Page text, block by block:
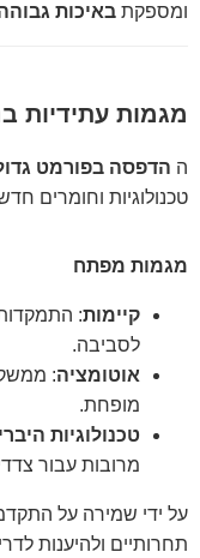
ומספקת באיכות
מגמות עתידיות
ה הדפסה בפורמט
טכנולוגיות וחומרים
מגמות מפתח
קיימות: התמקדות
לסביבה.
אוטומציה:
מופחת.
טכנולוגיות
מרובות עבור
על ידי שמירה על
תחרותיים ולהיענות